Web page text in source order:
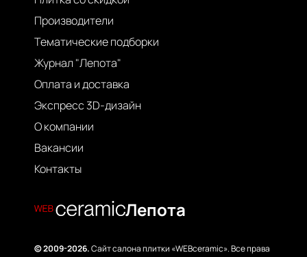
Производители
Тематические подборки
Журнал "Лепота"
Оплата и доставка
Экспресс 3D-дизайн
О компании
Вакансии
Контакты
© 2009-2026.Сайт салона плитки «WEBceramic». Все права
Лепота